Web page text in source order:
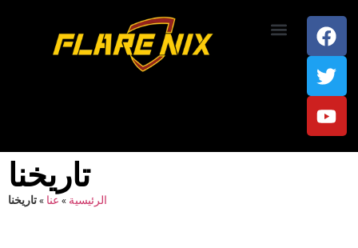
تاريخنا
الرئيسية » عنا »تاريخنا